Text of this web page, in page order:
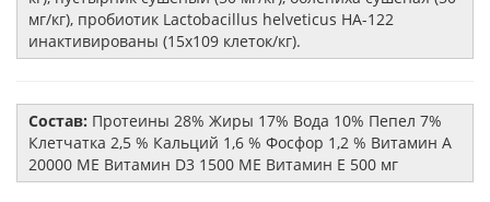
мг/кг), пробиотик Lactobacillus helveticus HA-122
инактивированы (15x109 клеток/кг).
Состав: Протеины 28% Жиры 17% Вода 10% Пепел 7%
Клетчатка 2,5 % Кальций 1,6 % Фосфор 1,2 % Витамин A
20000 МЕ Витамин D3 1500 МЕ Витамин E 500 мг